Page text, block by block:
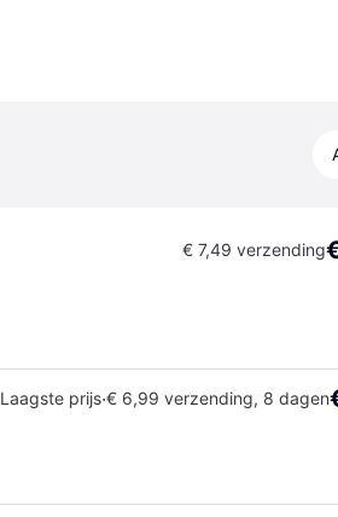
€ 7,49 verzending
Laagste prijs·€ 6,99 verzending, 8 dagen